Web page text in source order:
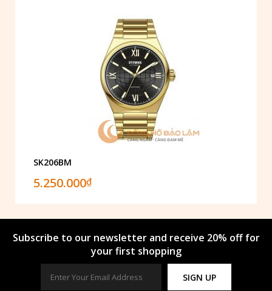
SK206BM
5.250.000₫
Subscribe to our newsletter and receive 20% off for
your first shopping
SIGN UP